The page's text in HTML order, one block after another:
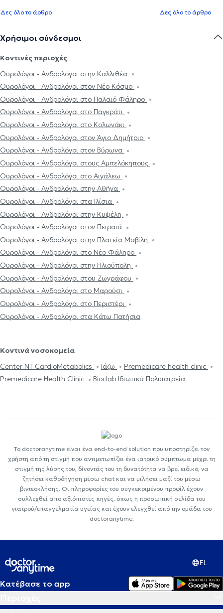
Δες όλο το άρθρο Δες όλο το άρθρο
Χρήσιμοι σύνδεσμοι
Κοντινές περιοχές
Ουρολόγοι - Ανδρολόγοι στην Καλλιθέα
Ουρολόγοι - Ανδρολόγοι στον Νέο Κόσμο
Ουρολόγοι - Ανδρολόγοι στο Παλαιό Φάληρο
Ουρολόγοι - Ανδρολόγοι στο Παγκράτι
Ουρολόγοι - Ανδρολόγοι στο Κολωνάκι
Ουρολόγοι - Ανδρολόγοι στον Άγιο Δημήτριο
Ουρολόγοι - Ανδρολόγοι στον Βύρωνα
Ουρολόγοι - Ανδρολόγοι στους Αμπελόκηπους
Ουρολόγοι - Ανδρολόγοι στο Αιγάλεω
Ουρολόγοι - Ανδρολόγοι στην Αθήνα
Ουρολόγοι - Ανδρολόγοι στα Ιλίσια
Ουρολόγοι - Ανδρολόγοι στην Κυψέλη
Ουρολόγοι - Ανδρολόγοι στον Πειραιά
Ουρολόγοι - Ανδρολόγοι στην Πλατεία Μαβίλη
Ουρολόγοι - Ανδρολόγοι στο Νέο Φάληρο
Ουρολόγοι - Ανδρολόγοι στην Ηλιούπολη
Ουρολόγοι - Ανδρολόγοι στου Ζωγράφου
Ουρολόγοι - Ανδρολόγοι στο Μαρούσι
Ουρολόγοι - Ανδρολόγοι στο Περιστέρι
Ουρολόγοι - Ανδρολόγοι στα Κάτω Πατήσια
Κοντινά νοσοκομεία
Center NT-CardioMetabolics
Ιάζω
Premedicare health clinic
Premedicare Health Clinic
Bioclab Ιδιωτικά Πολυιατρεία
Το doctoranytime είναι ένα end-to-end solution που υποστηρίζει τον
χρήστη από τη στιγμή που αντιμετωπίζει ένα ιατρικό σύμπτωμα μέχρι τη
στιγμή της λύσης του, δίνοντάς του τη δυνατότητα να βρεί ειδικό, να
ζητήσει καθοδήγηση μέσω chat και να μιλήσει μαζί του μέσω
βιντεοκλήσης. Οι πληροφορίες του συγκεκριμένου προφίλ έχουν
συλλεχθεί από αξιόπιστες πηγές, όπως η προσωπική σελίδα του
γιατρού/επαγγελματία υγείας και έχουν ελεγχθεί από την ομάδα του
doctoranytime.
EL
Κατέβασε το app